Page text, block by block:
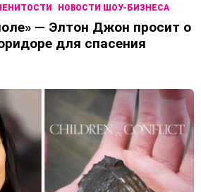
НОВОСТИ ШОУ-БИЗНЕСА
— Элтон Джон просит о
для спасения